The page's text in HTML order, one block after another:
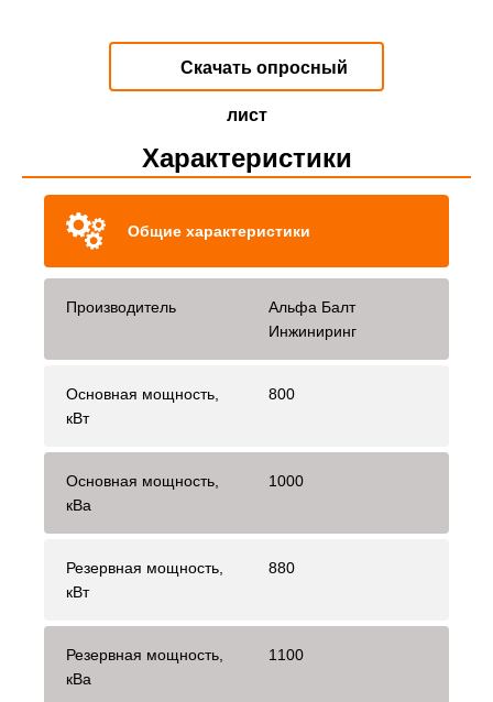
Скачать опросный
лист
Характеристики
Общие характеристики
Производитель
Альфа Балт
Инжиниринг
Основная мощность,
кВт
800
Основная мощность,
кВа
1000
Резервная мощность,
кВт
880
Резервная мощность,
кВа
1100